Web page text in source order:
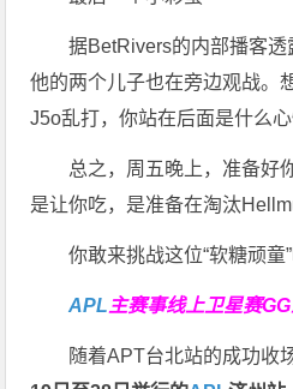
据BetRivers的内部播客透
他的两个儿子也在旁边观战。
J5o乱打，你站在后面是什么
总之，周五晚上，准备
是让你吃，是准备在淘汰
你敢来挑战这位“软糖顽童”
APL 主赛事线上卫星赛
随着APT台北站的成功收